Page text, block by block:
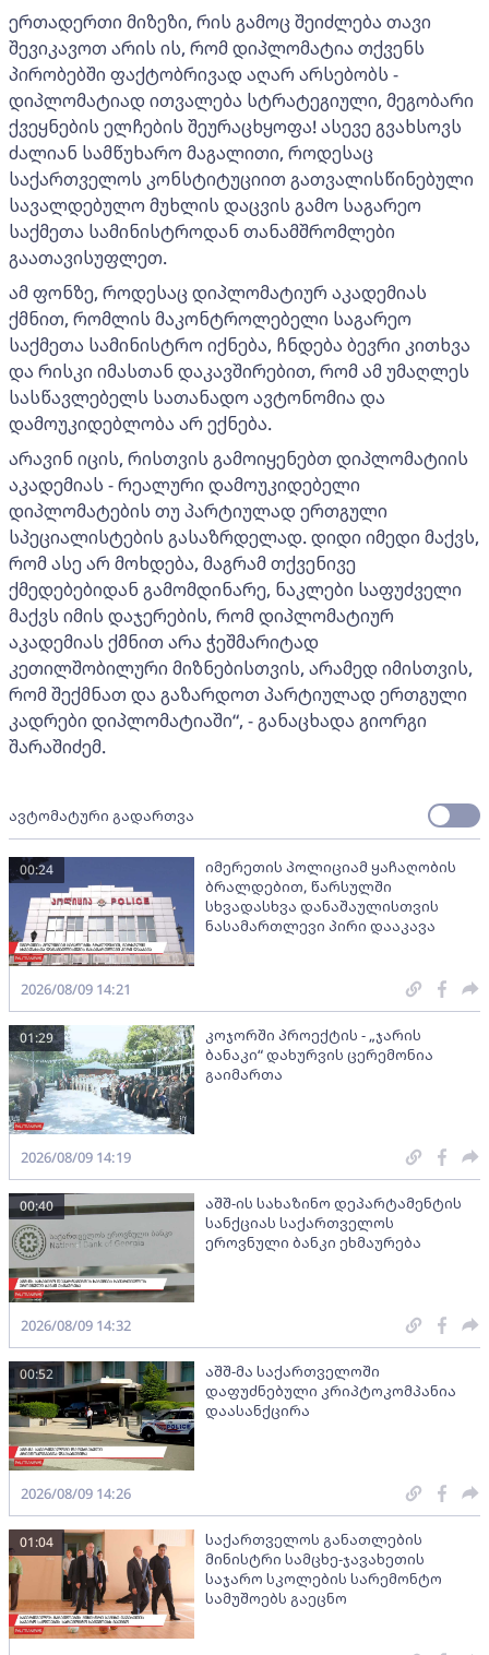
ერთადერთი მიზეზი, რის გამოც შეიძლება თავი
შევიკავოთ არის ის, რომ დიპლომატია თქვენს
პირობებში ფაქტობრივად აღარ არსებობს -
დიპლომატიად ითვალება სტრატეგიული, მეგობარი
ქვეყნების ელჩების შეურაცხყოფა! ასევე გვახსოვს
ძალიან სამწუხარო მაგალითი, როდესაც
საქართველოს კონსტიტუციით გათვალისწინებული
სავალდებულო მუხლის დაცვის გამო საგარეო
საქმეთა სამინისტროდან თანამშრომლები
გაათავისუფლეთ.
ამ ფონზე, როდესაც დიპლომატიურ აკადემიას
ქმნით, რომლის მაკონტროლებელი საგარეო
საქმეთა სამინისტრო იქნება, ჩნდება ბევრი კითხვა
და რისკი იმასთან დაკავშირებით, რომ ამ უმაღლეს
სასწავლებელს სათანადო ავტონომია და
დამოუკიდებლობა არ ექნება.
არავინ იცის, რისთვის გამოიყენებთ დიპლომატიის
აკადემიას - რეალური დამოუკიდებელი
დიპლომატების თუ პარტიულად ერთგული
სპეციალისტების გასაზრდელად. დიდი იმედი მაქვს,
რომ ასე არ მოხდება, მაგრამ თქვენივე
ქმედებებიდან გამომდინარე, ნაკლები საფუძველი
მაქვს იმის დაჯერების, რომ დიპლომატიურ
აკადემიას ქმნით არა ჭეშმარიტად
კეთილშობილური მიზნებისთვის, არამედ იმისთვის,
რომ შექმნათ და გაზარდოთ პარტიულად ერთგული
კადრები დიპლომატიაში“, - განაცხადა გიორგი
შარაშიძემ.
ავტომატური გადართვა
იმერეთის პოლიციამ ყაჩაღობის
ბრალდებით, წარსულში
სხვადასხვა დანაშაულისთვის
ნასამართლევი პირი დააკავა
00:24
2026/08/09 14:21
კოჯორში პროექტის - „ჯარის
ბანაკი“ დახურვის ცერემონია
გაიმართა
01:29
2026/08/09 14:19
აშშ-ის სახაზინო დეპარტამენტის
სანქციას საქართველოს
ეროვნული ბანკი ეხმაურება
00:40
2026/08/09 14:32
აშშ-მა საქართველოში
დაფუძნებული კრიპტოკომპანია
დაასანქცირა
00:52
2026/08/09 14:26
საქართველოს განათლების
მინისტრი სამცხე-ჯავახეთის
საჯარო სკოლების სარემონტო
სამუშოებს გაეცნო
01:04